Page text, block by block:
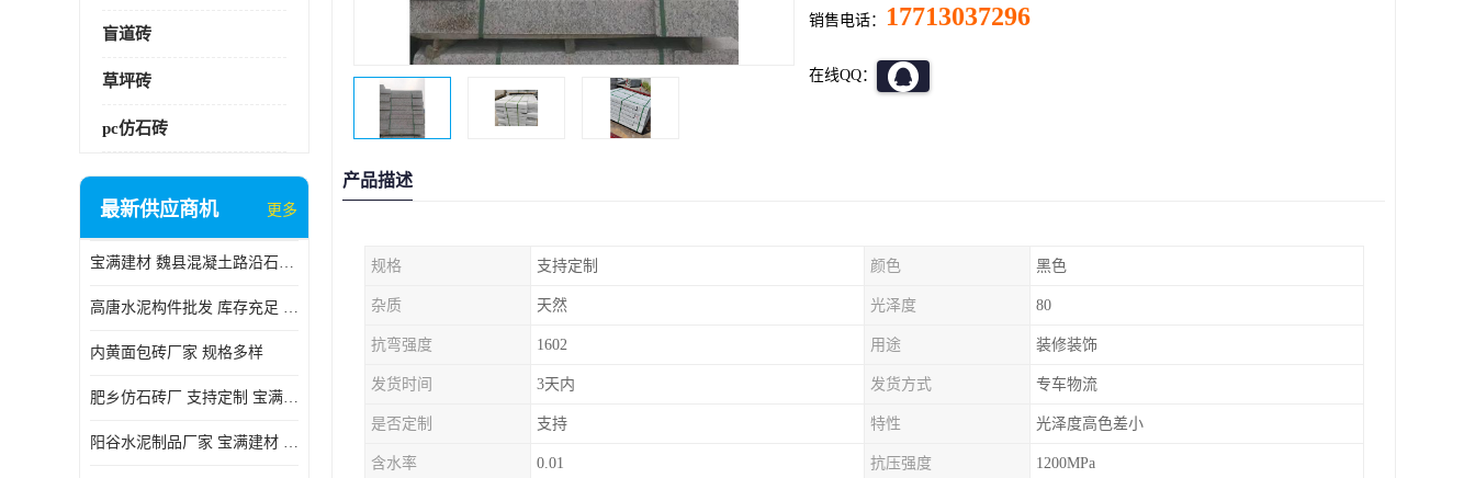
盲道砖
草坪砖
pc仿石砖
最新供应商机 更多
宝满建材 魏县混凝土路沿石批发
高唐水泥构件批发 库存充足 宝满建材
内黄面包砖厂家 规格多样
肥乡仿石砖厂 支持定制 宝满建材
‌阳谷水泥制品厂家 宝满建材 支持定制
销售电话： 17713037296
在线QQ：
产品描述
规格 支持定制 颜色 黑色
杂质 天然 光泽度 80
抗弯强度 1602 用途 装修装饰
发货时间 3天内 发货方式 专车物流
是否定制 支持 特性 光泽度高色差小
含水率 0.01 抗压强度 1200MPa